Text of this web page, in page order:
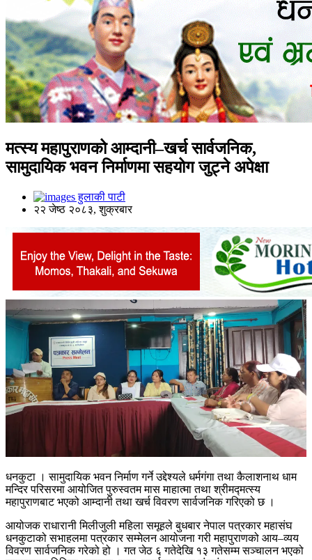
मत्स्य महापुराणको आम्दानी–खर्च सार्वजनिक,
सामुदायिक भवन निर्माणमा सहयोग जुट्ने अपेक्षा
हुलाकी पाटी
२२ जेष्ठ २०८३, शुक्रबार
धनकुटा । सामुदायिक भवन निर्माण गर्ने उद्देश्यले धर्मगंगा तथा कैलाशनाथ धाम
मन्दिर परिसरमा आयोजित पुरुस्वतम मास माहात्मा तथा श्रीमद्मत्स्य
महापुराणबाट भएको आम्दानी तथा खर्च विवरण सार्वजनिक गरिएको छ ।
आयोजक राधारानी मिलीजुली महिला समूहले बुधबार नेपाल पत्रकार महासंघ
धनकुटाको सभाहलमा पत्रकार सम्मेलन आयोजना गरी महापुराणको आय–व्यय
विवरण सार्वजनिक गरेको हो । गत जेठ ६ गतेदेखि १३ गतेसम्म सञ्चालन भएको